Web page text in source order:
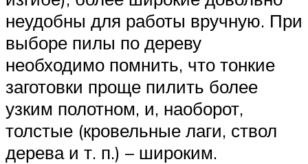
неудобны для работы вручную. При
выборе пилы по дереву
необходимо помнить, что тонкие
заготовки проще пилить более
узким полотном, и, наоборот,
толстые (кровельные лаги, ствол
дерева и т. п.) – широким.